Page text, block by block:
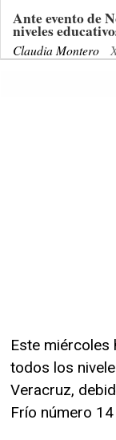
Ante evento de
niveles
Claudia Montero
Este miércoles
todos los
Veracruz,
Frío número